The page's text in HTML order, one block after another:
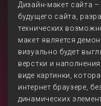
Дизайн-макет сайта
будущего сайта,
технических
макет является
визуально будет
верстки и
виде картинки,
интернет браузере,
динамических